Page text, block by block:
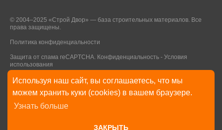
Используя наш сайт, вы соглашаетесь, что мы
можем хранить куки (cookies) в вашем браузере.
Узнать больше
ЗАКРЫТЬ
© 2004–2025 «Строй Двор» — база строительных материалов. Все
права защищены.
Политика конфиденциальности
Защита от спама reCAPTCHA. Конфиденциальность - Условия
использования
* Указанные на Сайте цены, комплектации, описания и технические
характеристики могут быть изменены в любое время без уведомления
пользователей Сайта. Внешний вид товаров и упаковки может